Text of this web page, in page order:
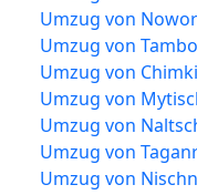
Umzug von
Umzug von
Umzug von
Umzug von
Umzug von
Umzug von
Umzug von